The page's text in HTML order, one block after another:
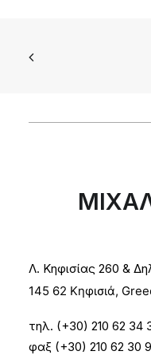
Λ. Κηφισίας 260 &
145 62 Κηφισιά,
τηλ. (+30) 210 62 34
φαξ (+30) 210 62 30